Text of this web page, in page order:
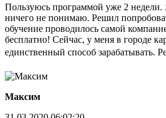
Пользуюсь программой уже 2 недели.
ничего не понимаю. Решил
обучение проводилось самой
бесплатно! Сейчас, у меня в городе
единственный способ зарабатывать.
Максим